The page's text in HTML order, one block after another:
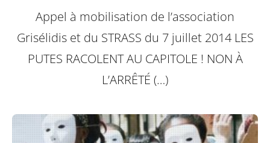
Appel à mobilisation de l’association
Grisélidis et du STRASS du 7 juillet 2014 LES
PUTES RACOLENT AU CAPITOLE ! NON À
L’ARRÊTÉ (…)